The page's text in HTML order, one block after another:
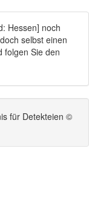
Hessen] noch
selbst einen
folgen Sie den
für Detekteien ©